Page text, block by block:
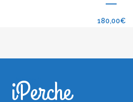
180,00€
iPerche.fr
iPerche